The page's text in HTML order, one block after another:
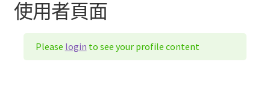
會員登入
帳號與課程管理
使用者頁面
Please login to see your profile content